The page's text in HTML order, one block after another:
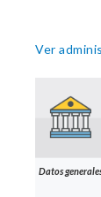
Ver
Datos